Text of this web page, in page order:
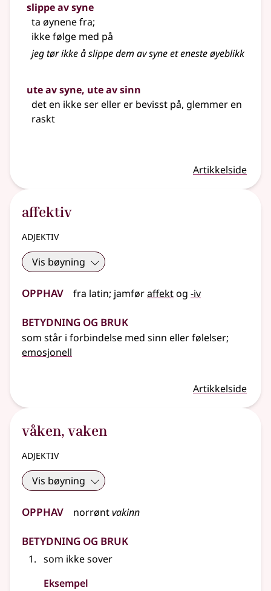
slippe av syne
ta øynene fra;
ikke følge med på
jeg tør ikke å slippe dem av syne et eneste øyeblikk
ute av syne, ute av sinn
det en ikke ser eller er bevisst på, glemmer en
raskt
Artikkelside
affektiv
adjektiv
Vis bøyning
Opphav fra latin; jamføraffektog -iv
Betydning og bruk
som står i forbindelse med sinn ellerfølelser;
emosjonell
Artikkelside
våken, vaken
adjektiv
Vis bøyning
Opphav norrøntvakinn
Betydning og bruk
som ikke sover
Eksempel